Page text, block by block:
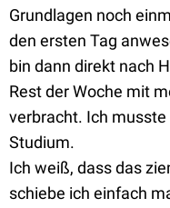
Grundlagen noch
den ersten Tag
bin dann direkt nach
Rest der Woche mit
verbracht. Ich
Studium.
Ich weiß, dass das
schiebe ich einfach